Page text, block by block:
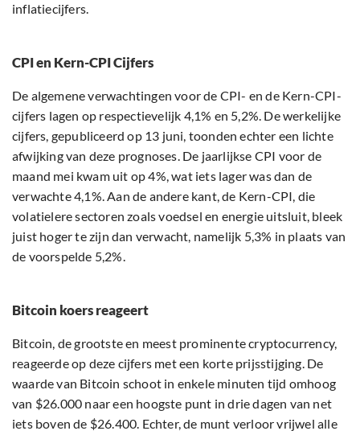
inflatiecijfers.
CPI en Kern-CPI Cijfers
De algemene verwachtingen voor de CPI- en de Kern-CPI-
cijfers lagen op respectievelijk 4,1% en 5,2%. De werkelijke
cijfers, gepubliceerd op 13 juni, toonden echter een lichte
afwijking van deze prognoses. De jaarlijkse CPI voor de
maand mei kwam uit op 4%, wat iets lager was dan de
verwachte 4,1%. Aan de andere kant, de Kern-CPI, die
volatielere sectoren zoals voedsel en energie uitsluit, bleek
juist hoger te zijn dan verwacht, namelijk 5,3% in plaats van
de voorspelde 5,2%.
Bitcoin koers reageert
Bitcoin, de grootste en meest prominente cryptocurrency,
reageerde op deze cijfers met een korte prijsstijging. De
waarde van Bitcoin schoot in enkele minuten tijd omhoog
van $26.000 naar een hoogste punt in drie dagen van net
iets boven de $26.400. Echter, de munt verloor vrijwel alle